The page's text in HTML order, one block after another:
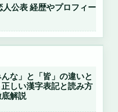
公表 経歴やプロフィー
んな」と「皆」の違いと
しい漢字表記と読み方
解説